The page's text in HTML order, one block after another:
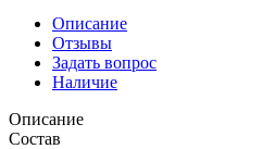
Описание
Отзывы
Задать вопрос
Наличие
Описание
Состав